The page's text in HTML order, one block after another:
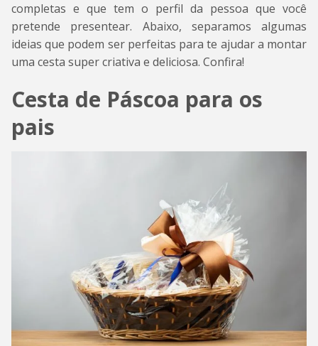
completas e que tem o perfil da pessoa que você
pretende presentear. Abaixo, separamos algumas
ideias que podem ser perfeitas para te ajudar a montar
uma cesta super criativa e deliciosa. Confira!
Cesta de Páscoa para os
pais